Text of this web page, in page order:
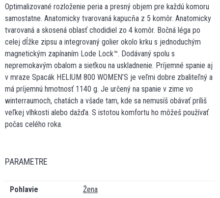
Optimalizované rozloženie peria a presný objem pre každú komoru
samostatne. Anatomicky tvarovaná kapucňa z 5 komôr. Anatomicky
tvarovaná a skosená oblasť chodidiel zo 4 komôr. Bočná léga po
celej dĺžke zipsu a integrovaný golier okolo krku s jednoduchým
magnetickým zapínaním Lode Lock™. Dodávaný spolu s
nepremokavým obalom a sieťkou na uskladnenie. Príjemné spanie aj
v mraze Spacák HELIUM 800 WOMEN’S je veľmi dobre zbaliteľný a
má príjemnú hmotnosť 1140 g. Je určený na spanie v zime vo
winterraumoch, chatách a všade tam, kde sa nemusíš obávať príliš
veľkej vlhkosti alebo dažďa. S istotou komfortu ho môžeš používať
počas celého roka.
PARAMETRE
Pohlavie
Žena